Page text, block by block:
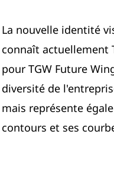
La nouvelle identité
connaît actuellement
pour TGW Future
diversité de
mais représente
contours et ses